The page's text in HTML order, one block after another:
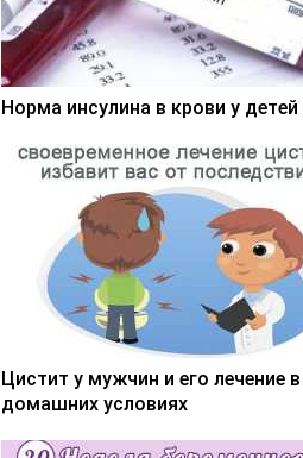
Норма инсулина в крови у детей
Цистит у мужчин и его лечение в
домашних условиях